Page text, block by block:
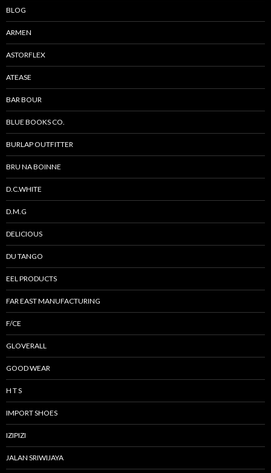
ョ
ン
BLOG
ARMEN
ASTORFLEX
ATEASE
BAR BOUR
BLUE BOOKS CO.
BURLAP OUTFITTER
BRU NA BOINNE
D.C.WHITE
D.M.G
DELICIOUS
DU TANGO
EEL PRODUCTS
FAR EAST MANUFACTURING
F/CE
GLOVERALL
GOOD WEAR
H T S
IMPORT SHOES
IZIPIZI
JALAN SRIWIJAYA